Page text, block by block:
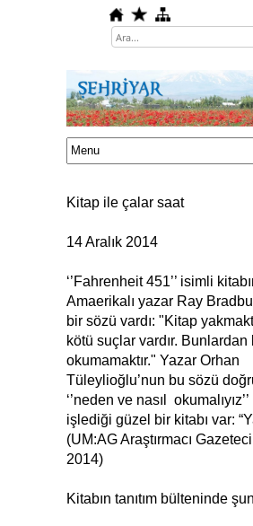
Kitap ile çalar saat
14 Aralık 2014
‘’Fahrenheit 451’’ isimli
Amaerikalı yazar Ray
bir sözü vardı: "Kitap
kötü suçlar vardır.
okumamaktır." Yazar Orhan
Tüleylioğlu’nun bu sözü
‘’neden ve nasıl
işlediği güzel bir kitabı var:
(UM:AG Araştırmacı
2014)
Kitabın tanıtım bülteninde